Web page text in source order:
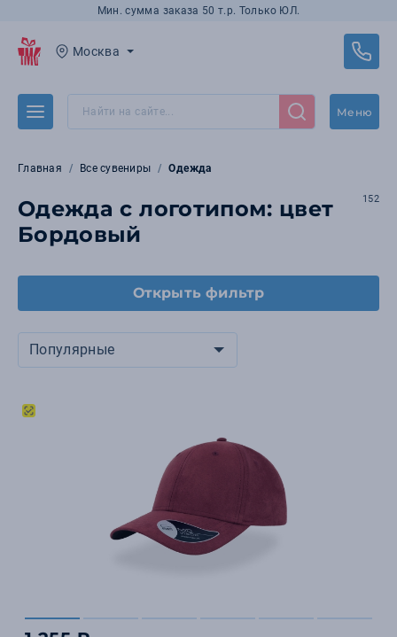
Мин. сумма заказа 50 т.р. Только ЮЛ.
Москва
Меню
Главная Все сувениры Одежда
Одежда с логотипом: цвет
Бордовый
152
Открыть фильтр
Популярные